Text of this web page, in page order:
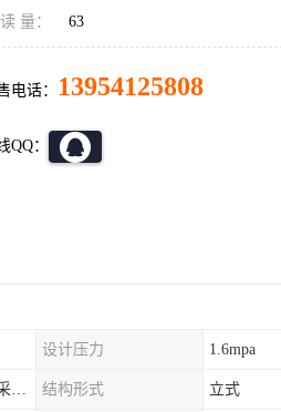
量： 63
电话： 13954125808
QQ：
设计压力 1.6mpa
钢厂,化工,换热器,煤矿,热交换,石油,食品，采暖.供热.空调。 结构形式 立式